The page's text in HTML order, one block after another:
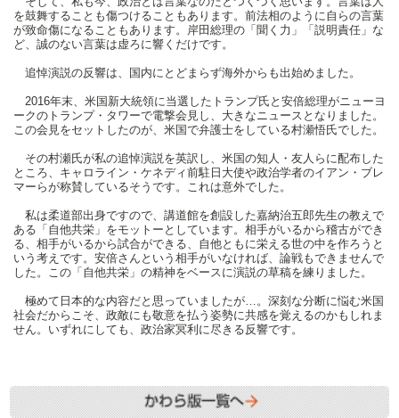
を鼓舞することも傷つけることもあります。前法相のように自らの言葉
が致命傷になることもあります。岸田総理の「聞く力」「説明責任」な
ど、誠のない言葉は虚ろに響くだけです。
追悼演説の反響は、国内にとどまらず海外からも出始めました。
2016年末、米国新大統領に当選したトランプ氏と安倍総理がニューヨ
ークのトランプ・タワーで電撃会見し、大きなニュースとなりました。
この会見をセットしたのが、米国で弁護士をしている村瀬悟氏でした。
その村瀬氏が私の追悼演説を英訳し、米国の知人・友人らに配布した
ところ、キャロライン・ケネディ前駐日大使や政治学者のイアン・ブレ
マーらが称賛しているそうです。これは意外でした。
私は柔道部出身ですので、講道館を創設した嘉納治五郎先生の教えで
ある「自他共栄」をモットーとしています。相手がいるから稽古ができ
る、相手がいるから試合ができる、自他ともに栄える世の中を作ろうと
いう考えです。安倍さんという相手がいなければ、論戦もできませんで
した。この「自他共栄」の精神をベースに演説の草稿を練りました。
極めて日本的な内容だと思っていましたが…。深刻な分断に悩む米国
社会だからこそ、政敵にも敬意を払う姿勢に共感を覚えるのかもしれま
せん。いずれにしても、政治家冥利に尽きる反響です。